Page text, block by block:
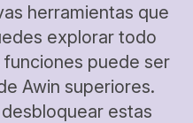
herramientas que
explorar todo
funciones puede ser
Awin superiores.
estas